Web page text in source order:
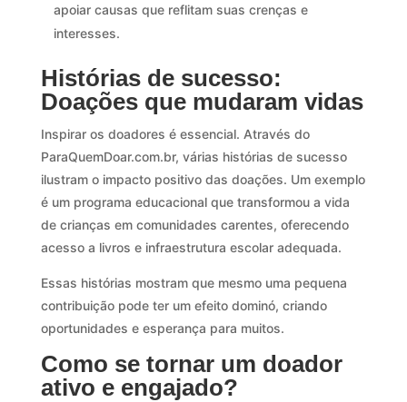
apoiar causas que reflitam suas crenças e
interesses.
Histórias de sucesso:
Doações que mudaram vidas
Inspirar os doadores é essencial. Através do
ParaQuemDoar.com.br, várias histórias de sucesso
ilustram o impacto positivo das doações. Um exemplo
é um programa educacional que transformou a vida
de crianças em comunidades carentes, oferecendo
acesso a livros e infraestrutura escolar adequada.
Essas histórias mostram que mesmo uma pequena
contribuição pode ter um efeito dominó, criando
oportunidades e esperança para muitos.
Como se tornar um doador
ativo e engajado?